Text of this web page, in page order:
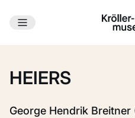
Ga naar hoofdinhoud
HEIERS
George Hendrik Breitner